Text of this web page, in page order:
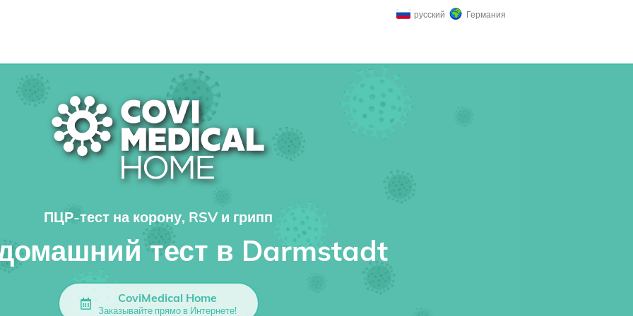
русский Германия
ПЦР-тест на корону, RSV и грипп
тест в Darmstadt
CoviMedical Home
Заказывайте прямо в Интернете!